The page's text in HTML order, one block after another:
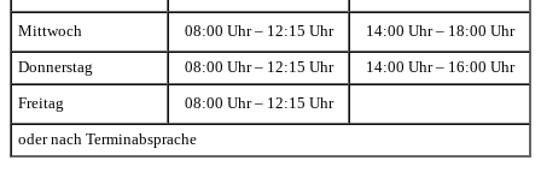
Mittwoch 08:00 Uhr – 12:15 Uhr 14:00 Uhr – 18:00 Uhr
Donnerstag 08:00 Uhr – 12:15 Uhr 14:00 Uhr – 16:00 Uhr
Freitag 08:00 Uhr – 12:15 Uhr
oder nach Terminabsprache